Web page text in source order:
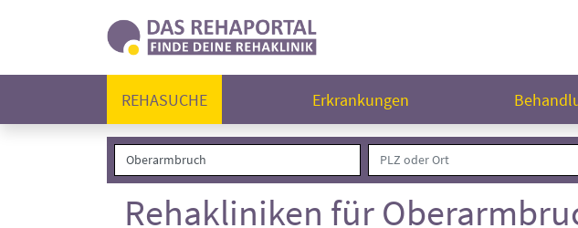
REHASUCHE Erkrankungen
Rehakliniken für